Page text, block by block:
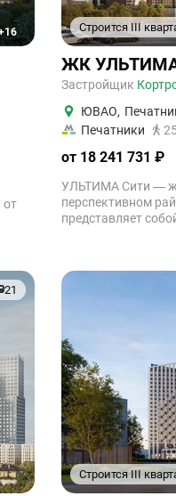
от
Строится III
ЖК
Застройщик
ЮВАО,
Печатники
от 18 241 731 ₽
УЛЬТИМА Сити —
перспективном
представляет
21
345
Строится III